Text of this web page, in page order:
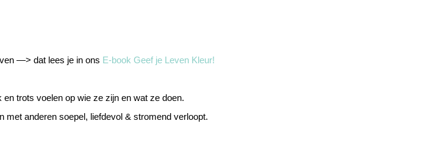
—> dat lees je in ons E-book Geef je Leven Kleur!
trots voelen op wie ze zijn en wat ze doen.
anderen soepel, liefdevol & stromend verloopt.